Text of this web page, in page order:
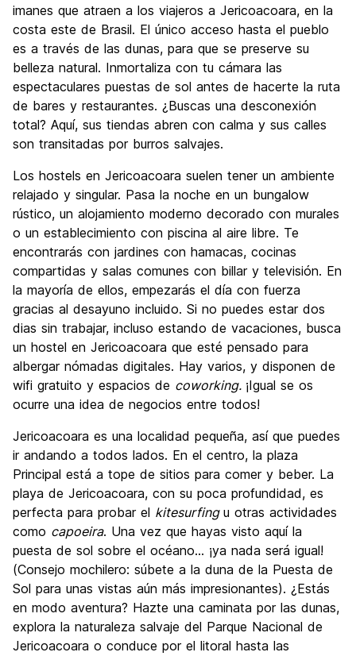
Fiesta
8.1
Calidad Precio
8.2
imanes que atraen a los viajeros a Jericoacoara, en la
costa este de Brasil. El único acceso hasta el pueblo
es a través de las dunas, para que se preserve su
belleza natural. Inmortaliza con tu cámara las
espectaculares puestas de sol antes de hacerte la ruta
de bares y restaurantes. ¿Buscas una desconexión
total? Aquí, sus tiendas abren con calma y sus calles
son transitadas por burros salvajes.
Los hostels en Jericoacoara suelen tener un ambiente
relajado y singular. Pasa la noche en un bungalow
rústico, un alojamiento moderno decorado con murales
o un establecimiento con piscina al aire libre. Te
encontrarás con jardines con hamacas, cocinas
compartidas y salas comunes con billar y televisión. En
la mayoría de ellos, empezarás el día con fuerza
gracias al desayuno incluido. Si no puedes estar dos
dias sin trabajar, incluso estando de vacaciones, busca
un hostel en Jericoacoara que esté pensado para
albergar nómadas digitales. Hay varios, y disponen de
wifi gratuito y espacios de coworking. ¡Igual se os
ocurre una idea de negocios entre todos!
Jericoacoara es una localidad pequeña, así que puedes
ir andando a todos lados. En el centro, la plaza
Principal está a tope de sitios para comer y beber. La
playa de Jericoacoara, con su poca profundidad, es
perfecta para probar el kitesurfing u otras actividades
como capoeira. Una vez que hayas visto aquí la
puesta de sol sobre el océano... ¡ya nada será igual!
(Consejo mochilero: súbete a la duna de la Puesta de
Sol para unas vistas aún más impresionantes). ¿Estás
en modo aventura? Hazte una caminata por las dunas,
explora la naturaleza salvaje del Parque Nacional de
Jericoacoara o conduce por el litoral hasta las